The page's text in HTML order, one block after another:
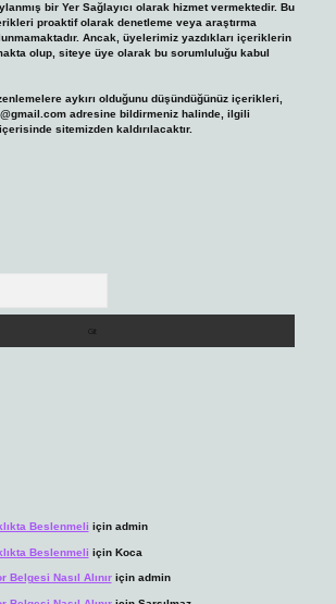
bir Yer Sağlayıcı olarak hizmet vermektedir. Bu
proaktif olarak denetleme veya araştırma
Ancak, üyelerimiz yazdıkları içeriklerin
olup, siteye üye olarak bu sorumluluğu kabul
aykırı olduğunu düşündüğünüz içerikleri,
adresine bildirmeniz halinde, ilgili
sitemizden kaldırılacaktır.
Beslenmeli için admin
Beslenmeli için Koca
Belgesi Nasıl Alınıriçin admin